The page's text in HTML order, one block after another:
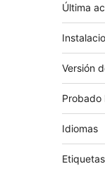
Última
Versión
Probado
Idiomas
Etiquetas